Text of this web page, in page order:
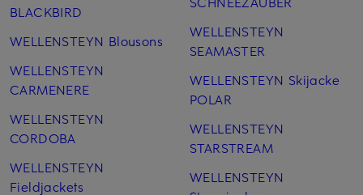
BLACKBIRD
WELLENSTEYN Blousons
WELLENSTEYN
CARMENERE
WELLENSTEYN
CORDOBA
WELLENSTEYN
Fieldjackets
WELLENSTEYN
SEAMASTER
WELLENSTEYN Skijacke
POLAR
WELLENSTEYN
STARSTREAM
WELLENSTEYN